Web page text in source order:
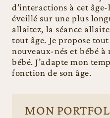
d’interactions à cet
éveillé sur une plus
allaitez, la séance
tout âge. Je propose
nouveaux-nés et bébé à
bébé. J’adapte mon
fonction de son âge.
MON